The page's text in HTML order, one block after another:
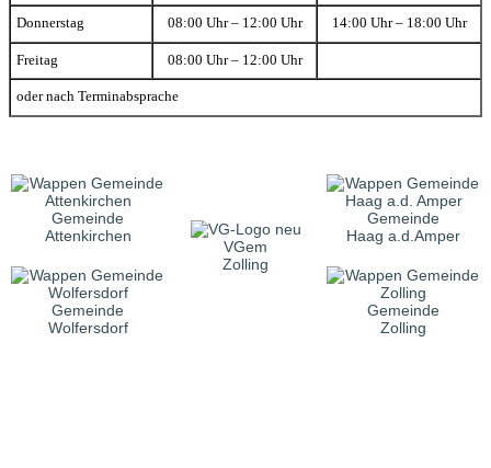
Donnerstag 08:00 Uhr – 12:00 Uhr 14:00 Uhr – 18:00 Uhr
Freitag 08:00 Uhr – 12:00 Uhr
oder nach Terminabsprache
Gemeinde
Attenkirchen
VGem
Zolling
Gemeinde
Haag a.d.Amper
Gemeinde
Wolfersdorf
Gemeinde
Zolling